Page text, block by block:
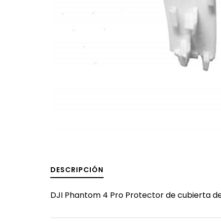
DESCRIPCIÓN
DJI Phantom 4 Pro Protector de cubierta